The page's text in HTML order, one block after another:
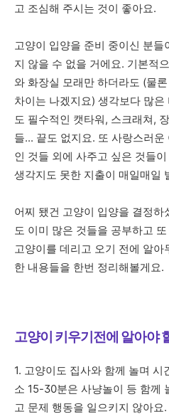
고 조심해 주시는 것이 좋아요.
고양이 입양을 준비 중이신 분들
지 않을 수 없을 거에요. 기본적
와 화장실 모래만 하더라도 (물
차이는 나겠지요) 생각보다 많
도 필수적인 캣타워, 스크래쳐,
들... 끝도 없지요. 또 사랑스러
인 것들 외에 사주고 싶은 것들
생각지도 못한 지출이 매일매일
어찌 됐건 고양이 입양을 결정
도 이미 많은 것들을 공부하고
고양이를 데리고 오기 전에 알
한 내용들을 한번 정리해볼게요.
고양이 키우기전에 알아야
1. 고양이도 집사와 함께 놀며 시
소 15-30분은 사냥놀이 등 함께
고 문제 행동을 일으키지 않아요.